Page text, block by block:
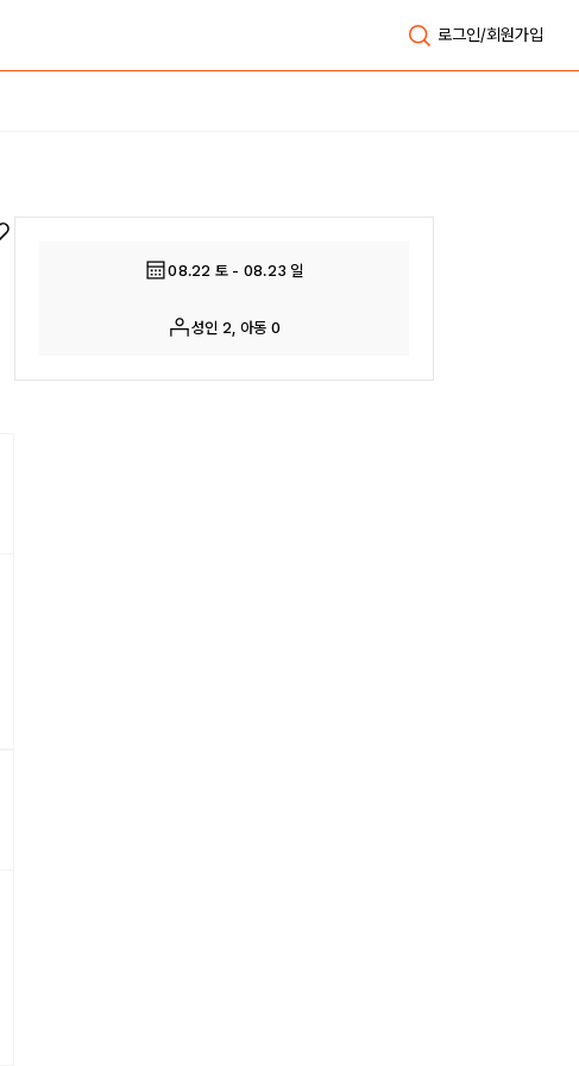
로그인/회원가입
08.22 토 - 08.23 일
성인 2, 아동 0